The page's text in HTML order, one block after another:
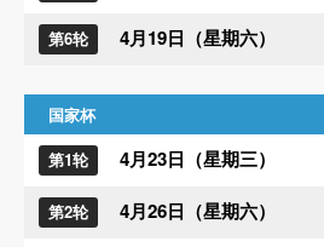
第6轮 4月19日（星期六）
国家杯
第1轮
4月23日（星期三）
第2轮 4月26日（星期六）